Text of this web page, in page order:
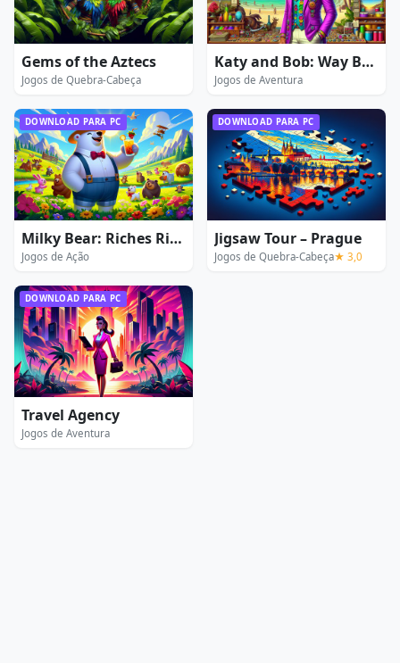
Gems of the Aztecs
Jogos de Quebra-Cabeça
Katy and Bob: Way Back Home
Jogos de Aventura
DOWNLOAD PARA PC
Milky Bear: Riches Rider 2
Jogos de Ação
DOWNLOAD PARA PC
Jigsaw Tour – Prague
Jogos de Quebra-Cabeça★ 3,0
DOWNLOAD PARA PC
Travel Agency
Jogos de Aventura